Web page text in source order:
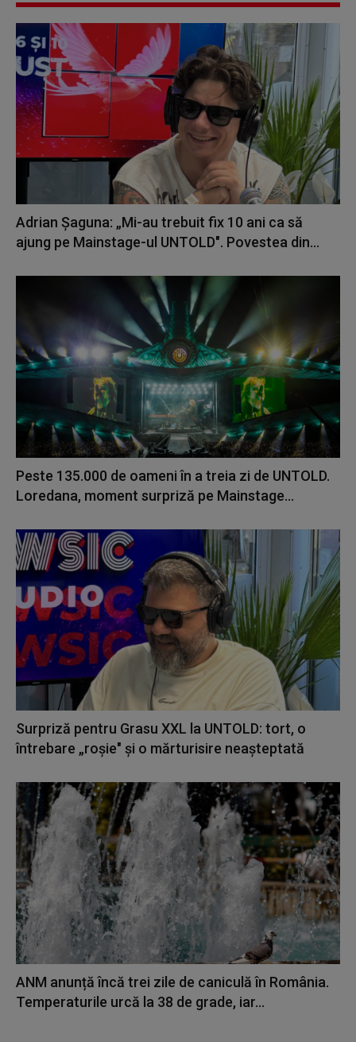
Adrian Șaguna: „Mi-au trebuit fix 10 ani ca să
ajung pe Mainstage-ul UNTOLD". Povestea din...
Peste 135.000 de oameni în a treia zi de UNTOLD.
Loredana, moment surpriză pe Mainstage...
Surpriză pentru Grasu XXL la UNTOLD: tort, o
întrebare „roșie" și o mărturisire neașteptată
ANM anunță încă trei zile de caniculă în România.
Temperaturile urcă la 38 de grade, iar...